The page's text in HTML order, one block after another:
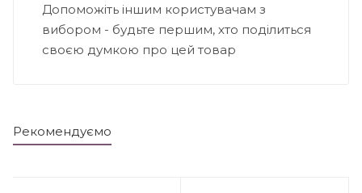
Допоможіть іншим користувачам з
вибором - будьте першим, хто поділиться
своєю думкою про цей товар
Рекомендуємо